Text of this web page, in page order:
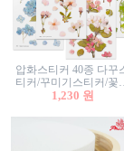
압화스티커 40종 다꾸
티커/꾸미기스티커/꽃
티커/압화꽃책갈피/팬시
1,230 원